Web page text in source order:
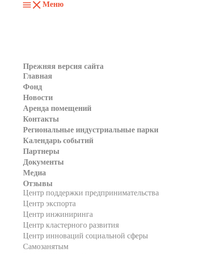
Меню
Прежняя версия сайта
Главная
Фонд
Новости
Аренда помещений
Контакты
Региональные индустриальные парки
Календарь событий
Партнеры
Документы
Медиа
Отзывы
Центр поддержки предпринимательства
Центр экспорта
Центр инжиниринга
Центр кластерного развития
Центр инноваций социальной сферы
Cамозанятым